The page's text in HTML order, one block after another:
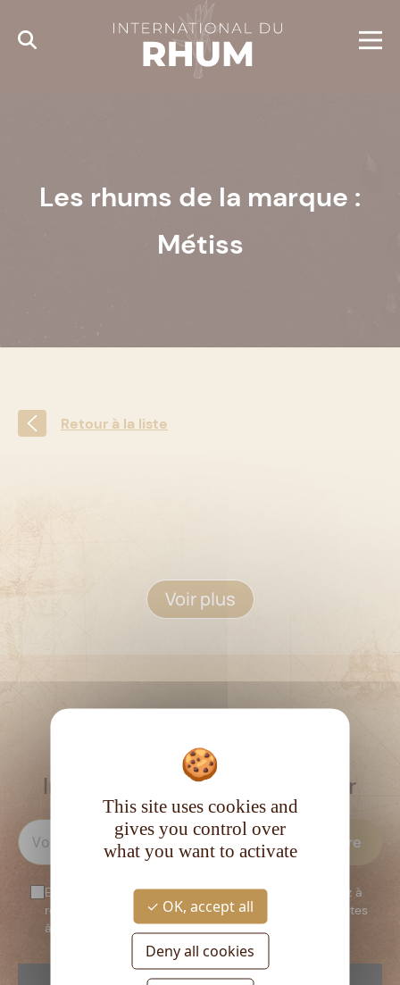
Les rhums de la marque :
Métiss
Retour à la liste
Voir plus
RESTEZ INFORMÉ
Inscrivez-vous à la newsletter
En vous inscrivant à notre newsletter, vous consentez à
recevoir notre newsletter. Vous confirmez que vous êtes
âgé d’au moins 18 ans.
reCAPTCHA is disabled. Allow
Cookies management panel
This site uses cookies and
gives you control over
what you want to activate
OK, accept all
Deny all cookies